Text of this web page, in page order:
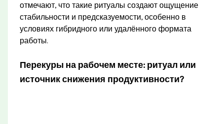
отмечают, что такие ритуалы создают ощущение
стабильности и предсказуемости, особенно в
условиях гибридного или удалённого формата
работы.
Перекуры на рабочем месте: ритуал или
источник снижения продуктивности?